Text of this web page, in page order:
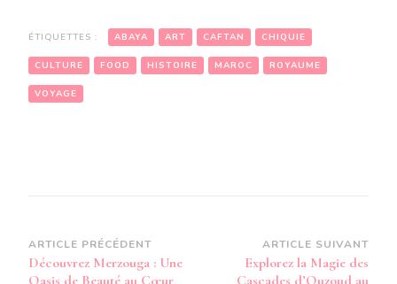
ÉTIQUETTES : ABAYA ART CAFTAN CHIQUIE
CULTURE FOOD HISTOIRE MAROC ROYAUME
VOYAGE
Navigation
d’article
ARTICLE PRÉCÉDENT
Découvrez Merzouga : Une
ARTICLE SUIVANT
Explorez la Magie des